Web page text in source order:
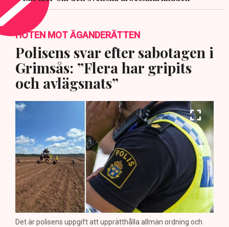
HOTEN MOT ÄGANDERÄTTEN
Polisens svar efter sabotagen i
Grimsås: ”Flera har gripits
och avlägsnats”
Det är polisens uppgift att upprätthålla allmän ordning och